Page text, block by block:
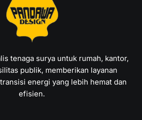
tenaga surya untuk rumah, kantor,
publik, memberikan layanan
energi yang lebih hemat dan
efisien.